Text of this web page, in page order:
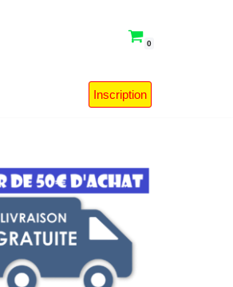
0
Inscription